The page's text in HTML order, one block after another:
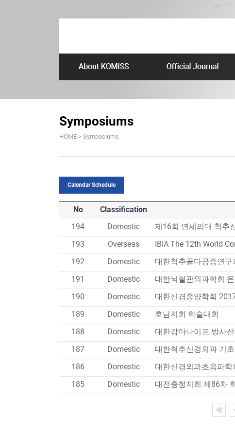
Symposiums
HOME > Symposiums
Calendar Schedule
No Classification
194
Domestic
193
Overseas IBIA The 12th World
192
Domestic 대한척추골다공증연
191
Domestic 대한뇌혈관외과학회
190
Domestic 대한신경종양학회
189
Domestic 호남지회 학술대회
188
Domestic 대한감마나이프 방사
187
Domestic 대한척추신경외과 기
186
Domestic 대한신경외과초음파학
185
Domestic 대전충청지회 제86차